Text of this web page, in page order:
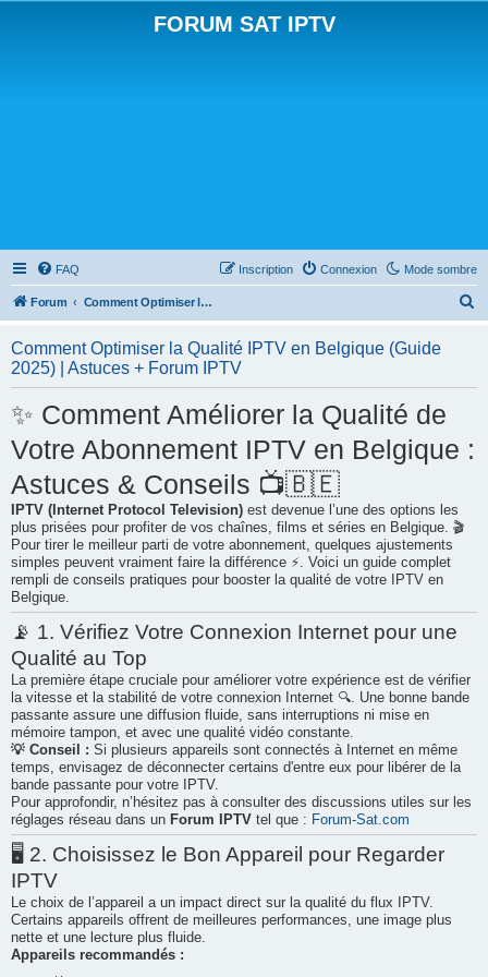
FORUM SAT IPTV
Mode sombre
FAQ Connexion
Inscription
Forum Comment Optimiser la Qualité IPTV en Belgique (Guide 2025) | Astuces + Forum IPTV
Comment Optimiser la Qualité IPTV en Belgique (Guide
2025) | Astuces + Forum IPTV
✨ Comment Améliorer la Qualité de
Votre Abonnement IPTV en Belgique :
Astuces & Conseils 📺🇧🇪
IPTV (Internet Protocol Television) est devenue l’une des options les
plus prisées pour profiter de vos chaînes, films et séries en Belgique. 🎬
Pour tirer le meilleur parti de votre abonnement, quelques ajustements
simples peuvent vraiment faire la différence ⚡. Voici un guide complet
rempli de conseils pratiques pour booster la qualité de votre IPTV en
Belgique.
📡 1. Vérifiez Votre Connexion Internet pour une
Qualité au Top
La première étape cruciale pour améliorer votre expérience est de vérifier
la vitesse et la stabilité de votre connexion Internet 🔍. Une bonne bande
passante assure une diffusion fluide, sans interruptions ni mise en
mémoire tampon, et avec une qualité vidéo constante.
💡 Conseil : Si plusieurs appareils sont connectés à Internet en même
temps, envisagez de déconnecter certains d'entre eux pour libérer de la
bande passante pour votre IPTV.
Pour approfondir, n’hésitez pas à consulter des discussions utiles sur les
réglages réseau dans un Forum IPTV tel que : Forum-Sat.com
🖥️ 2. Choisissez le Bon Appareil pour Regarder
IPTV
Le choix de l’appareil a un impact direct sur la qualité du flux IPTV.
Certains appareils offrent de meilleures performances, une image plus
nette et une lecture plus fluide.
Appareils recommandés :